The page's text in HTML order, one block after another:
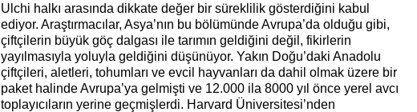
Ulchi halkı arasında dikkate değer bir süreklilik gösterdiğini kabul
ediyor. Araştırmacılar, Asya’nın bu bölümünde Avrupa’da olduğu gibi,
çiftçilerin büyük göç dalgası ile tarımın geldiğini değil, fikirlerin
yayılmasıyla yoluyla geldiğini düşünüyor. Yakın Doğu’daki Anadolu
çiftçileri, aletleri, tohumları ve evcil hayvanları da dahil olmak üzere bir
paket halinde Avrupa’ya gelmişti ve 12.000 ila 8000 yıl önce yerel avcı
toplayıcıların yerine geçmişlerdi. Harvard Üniversitesi’nden